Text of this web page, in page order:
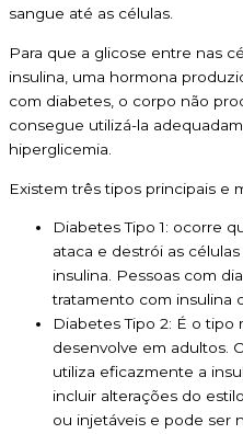
sangue até as células.
Para que a glicose entre nas
insulina, uma hormona
com diabetes, o corpo não
consegue utilizá-la
hiperglicemia.
Existem três tipos principais e
Diabetes Tipo 1: ocorre
ataca e destrói as
insulina. Pessoas com
tratamento com insulina
Diabetes Tipo 2: É o
desenvolve em adultos.
utiliza eficazmente a
incluir alterações do
ou injetáveis e pode ser